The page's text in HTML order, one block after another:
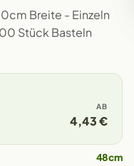
Breite - Einzeln
Stück Basteln
AB
4,43 €
48cm